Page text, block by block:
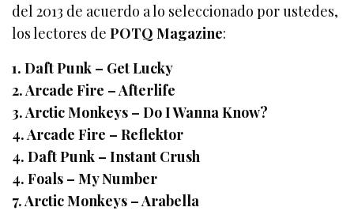
del 2013 de acuerdo a lo seleccionado por ustedes,
los lectores dePOTQ Magazine:
1. Daft Punk – Get Lucky
2. Arcade Fire – Afterlife
3. Arctic Monkeys – Do I Wanna Know?
4. Arcade Fire – Reflektor
4. Daft Punk – Instant Crush
4. Foals – My Number
7. Arctic Monkeys – Arabella